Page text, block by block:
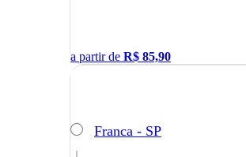
a partir de R$ 85,90
Franca - SP